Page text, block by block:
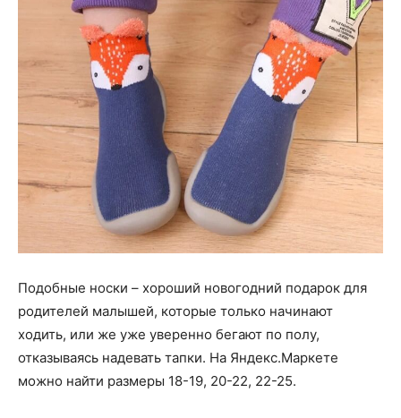
Подобные носки – хороший новогодний подарок для
родителей малышей, которые только начинают
ходить, или же уже уверенно бегают по полу,
отказываясь надевать тапки. На Яндекс.Маркете
можно найти размеры 18-19, 20-22, 22-25.